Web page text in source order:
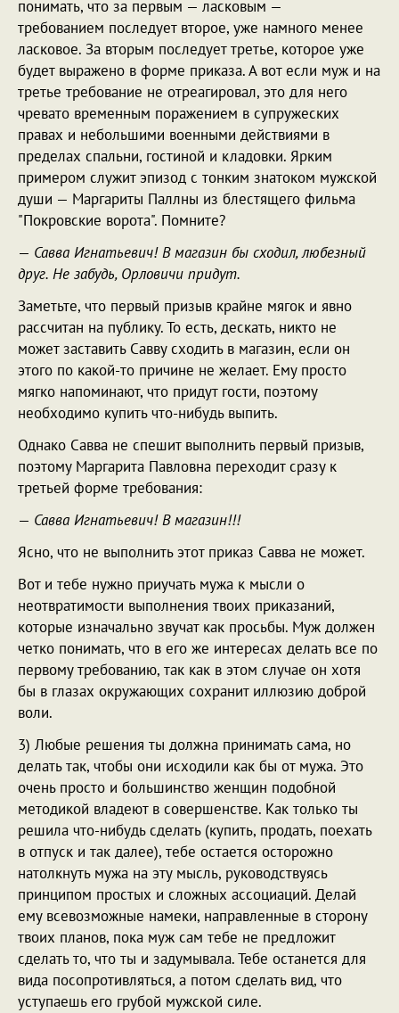
понимать, что за первым — ласковым —
требованием последует второе, уже намного менее
ласковое. За вторым последует третье, которое уже
будет выражено в форме приказа. А вот если муж и на
третье требование не отреагировал, это для него
чревато временным поражением в супружеских
правах и небольшими военными действиями в
пределах спальни, гостиной и кладовки. Ярким
примером служит эпизод с тонким знатоком мужской
души — Маргариты Паллны из блестящего фильма
"Покровские ворота". Помните?
— Савва Игнатьевич! В магазин бы сходил, любезный
друг. Не забудь, Орловичи придут.
Заметьте, что первый призыв крайне мягок и явно
рассчитан на публику. То есть, дескать, никто не
может заставить Савву сходить в магазин, если он
этого по какой-то причине не желает. Ему просто
мягко напоминают, что придут гости, поэтому
необходимо купить что-нибудь выпить.
Однако Савва не спешит выполнить первый призыв,
поэтому Маргарита Павловна переходит сразу к
третьей форме требования:
— Савва Игнатьевич! В магазин!!!
Ясно, что не выполнить этот приказ Савва не может.
Вот и тебе нужно приучать мужа к мысли о
неотвратимости выполнения твоих приказаний,
которые изначально звучат как просьбы. Муж должен
четко понимать, что в его же интересах делать все по
первому требованию, так как в этом случае он хотя
бы в глазах окружающих сохранит иллюзию доброй
воли.
3) Любые решения ты должна принимать сама, но
делать так, чтобы они исходили как бы от мужа. Это
очень просто и большинство женщин подобной
методикой владеют в совершенстве. Как только ты
решила что-нибудь сделать (купить, продать, поехать
в отпуск и так далее), тебе остается осторожно
натолкнуть мужа на эту мысль, руководствуясь
принципом простых и сложных ассоциаций. Делай
ему всевозможные намеки, направленные в сторону
твоих планов, пока муж сам тебе не предложит
сделать то, что ты и задумывала. Тебе останется для
вида посопротивляться, а потом сделать вид, что
уступаешь его грубой мужской силе.